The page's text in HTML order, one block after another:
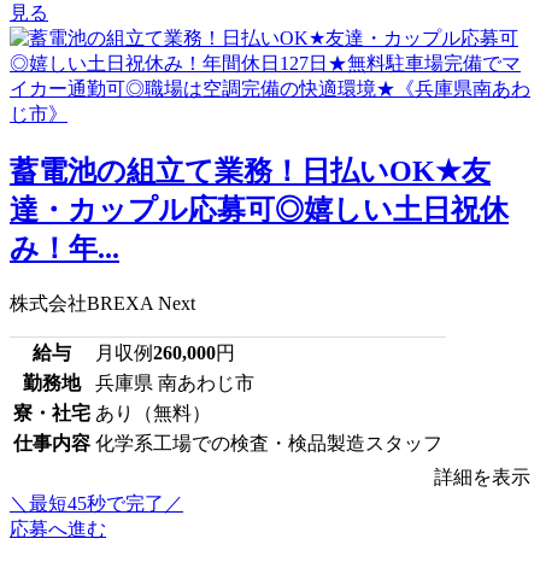
見る
蓄電池の組立て業務！日払いOK★友
達・カップル応募可◎嬉しい土日祝休
み！年...
株式会社BREXA Next
給与 月収例260,000円
勤務地
兵庫県 南あわじ市
寮・社宅 あり（無料）
仕事内容 化学系工場での検査・検品製造スタッフ
詳細を表示
＼最短45秒で完了／
応募へ進む